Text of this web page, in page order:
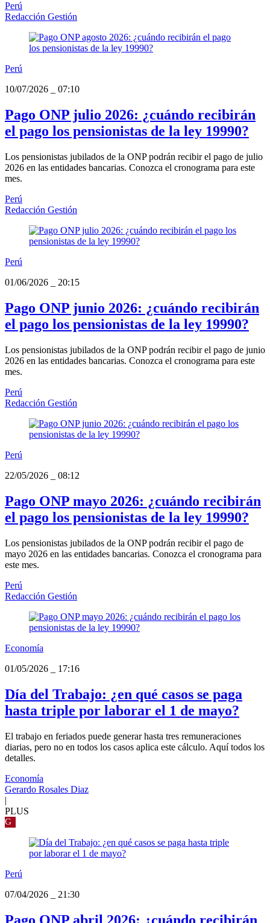
Perú
Redacción Gestión
Perú
10/07/2026
07:10
Pago ONP julio 2026: ¿cuándo recibirán
el pago los pensionistas de la ley 19990?
Los pensionistas jubilados de la ONP podrán recibir el pago de julio
2026 en las entidades bancarias. Conozca el cronograma para este
mes.
Perú
Redacción Gestión
Perú
01/06/2026
20:15
Pago ONP junio 2026: ¿cuándo recibirán
el pago los pensionistas de la ley 19990?
Los pensionistas jubilados de la ONP podrán recibir el pago de junio
2026 en las entidades bancarias. Conozca el cronograma para este
mes.
Perú
Redacción Gestión
Perú
22/05/2026
08:12
Pago ONP mayo 2026: ¿cuándo recibirán
el pago los pensionistas de la ley 19990?
Los pensionistas jubilados de la ONP podrán recibir el pago de
mayo 2026 en las entidades bancarias. Conozca el cronograma para
este mes.
Perú
Redacción Gestión
Economía
01/05/2026
17:16
Día del Trabajo: ¿en qué casos se paga
hasta triple por laborar el 1 de mayo?
El trabajo en feriados puede generar hasta tres remuneraciones
diarias, pero no en todos los casos aplica este cálculo. Aquí todos los
detalles.
Economía
Gerardo Rosales Diaz
|
PLUS
G
Perú
07/04/2026
21:30
Pago ONP abril 2026: ¿cuándo recibirán